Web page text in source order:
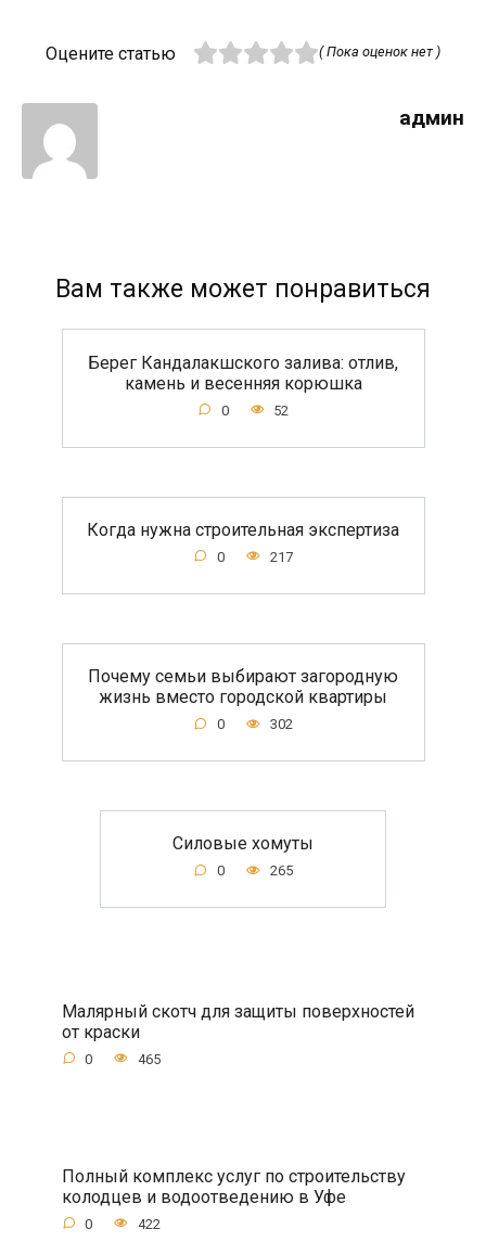
Оцените статью ( Пока оценок нет )
админ
Вам также может понравиться
Берег Кандалакшского залива: отлив,
камень и весенняя корюшка
0 52
Когда нужна строительная экспертиза
0 217
Почему семьи выбирают загородную
жизнь вместо городской квартиры
0 302
Силовые хомуты
0 265
Малярный скотч для защиты поверхностей
от краски
0 465
Полный комплекс услуг по строительству
колодцев и водоотведению в Уфе
0 422